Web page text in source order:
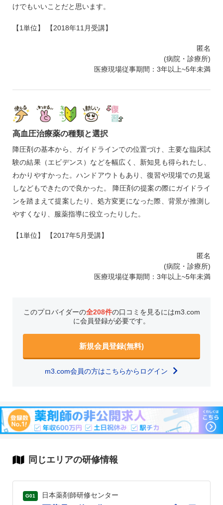
けでもいいことだと思います。
【1単位】 【2018年11月受講】
匿名
(病院・診療所)
医療現場従事期間：3年以上~5年未満
高血圧治療薬の種類と選択
降圧剤の基本から、ガイドラインでの位置づけ、主要な臨床試
験の結果（エビデンス）などを幅広く、新知見も得られたし、
わかりやすかった。ハンドアウトもあり、復習や現場での見返
しなどもできたので良かった。 降圧剤の提案の際にガイドライ
ンを踏まえて提案したり、処方変更になった際、背景が推測し
やすくなり、服薬指導に役立ったりした。
【1単位】 【2017年5月受講】
匿名
(病院・診療所)
医療現場従事期間：3年以上~5年未満
このプロバイダーの全208件の口コミを見るにはm3.com
に会員登録が必要です。
新規会員登録(無料)
m3.com会員の方はこちらからログイン
同じエリアの研修情報
G01 日本薬剤師研修センター